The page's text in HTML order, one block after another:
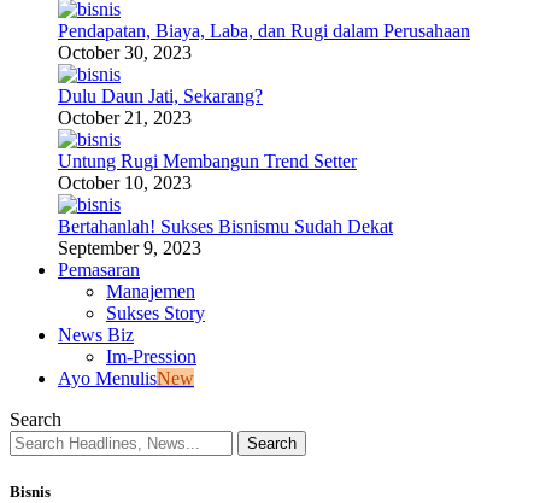
Pendapatan, Biaya, Laba, dan Rugi dalam Perusahaan
October 30, 2023
Dulu Daun Jati, Sekarang?
October 21, 2023
Untung Rugi Membangun Trend Setter
October 10, 2023
Bertahanlah! Sukses Bisnismu Sudah Dekat
September 9, 2023
Pemasaran
Manajemen
Sukses Story
News Biz
Im-Pression
Ayo MenulisNew
Search
Bisnis